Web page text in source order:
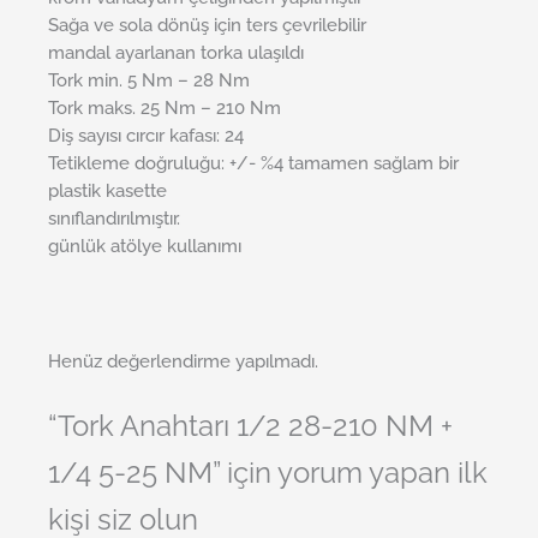
Sağa ve sola dönüş için ters çevrilebilir
mandal ayarlanan torka ulaşıldı
Tork min. 5 Nm – 28 Nm
Tork maks. 25 Nm – 210 Nm
Diş sayısı cırcır kafası: 24
Tetikleme doğruluğu: +/- %4 tamamen sağlam bir
plastik kasette
sınıflandırılmıştır.
günlük atölye kullanımı
Henüz değerlendirme yapılmadı.
“Tork Anahtarı 1/2 28-210 NM +
1/4 5-25 NM” için yorum yapan ilk
kişi siz olun